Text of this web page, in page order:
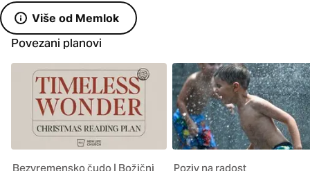
Više od Memlok
Povezani planovi
Bezvremensko čudo | Božični
Poziv na radost